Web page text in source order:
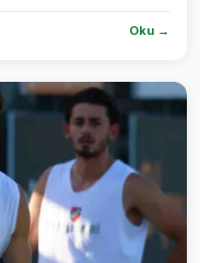
Oku →